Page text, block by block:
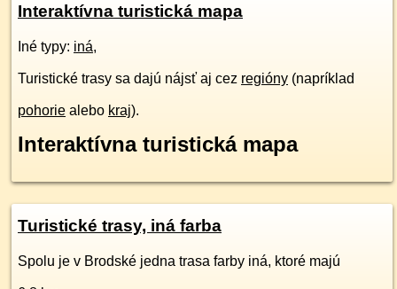
Interaktívna turistická mapa
Iné typy: iná,
Turistické trasy sa dajú nájsť aj cez regióny (napríklad
pohorie alebo kraj).
Interaktívna turistická mapa
Turistické trasy, iná farba
Spolu je v Brodské jedna trasa farby iná, ktoré majú